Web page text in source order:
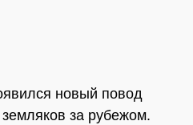
новый повод
за рубежом.